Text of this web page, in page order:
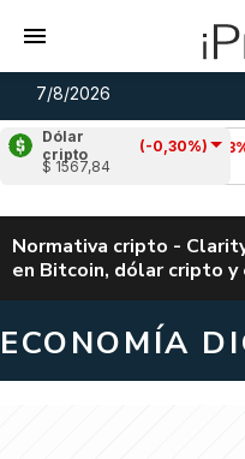
7/8/2026
Dólar
cripto
(-0,30%)
$ 1567,84
Arbitrum
(-1,33%)
u$s 0,08
Normativa cripto -
en Bitcoin, dólar cripto y
ECONOMÍA